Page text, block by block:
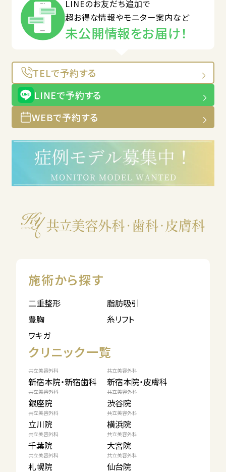
LINEのお友だち追加で
超お得な情報やモニター案内など
未公開情報をお届け！
TELで予約する
LINEで予約する
WEBで予約する
施術から探す
二重整形
脂肪吸引
豊胸
糸リフト
ワキガ
クリニック一覧
共立美容外科
新宿本院・新宿歯科
共立美容外科
新宿本院・皮膚科
共立美容外科
銀座院
共立美容外科
渋谷院
共立美容外科
立川院
共立美容外科
横浜院
共立美容外科
千葉院
共立美容外科
大宮院
共立美容外科
札幌院
共立美容外科
仙台院